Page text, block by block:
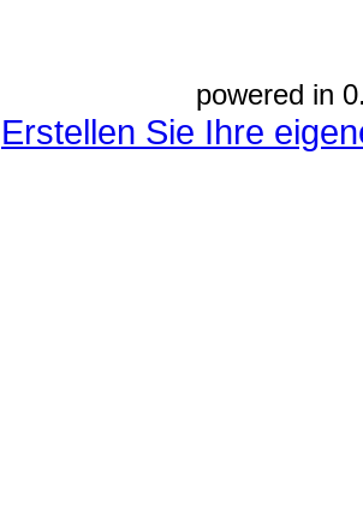
powered in
Erstellen Sie Ihre